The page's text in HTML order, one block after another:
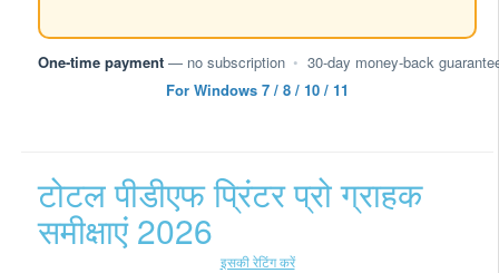
One-time payment — no subscription • 30-day money-back
For Windows 7 / 8 / 10 / 11
टोटल पीडीएफ प्रिंटर प्रो ग्राहक
समीक्षाएं 2026
इसकी रेटिंग करें